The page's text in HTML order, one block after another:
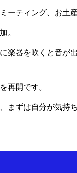
ーティング、お土
。
楽器を吹くと音が出
再開です。
まずは自分が気持